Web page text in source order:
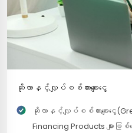
ဆိုလာနှင့်လျှပ်စစ်ကားချေးငွေ
ဆိုလာနှင့်လျှပ်စစ်ကားချေးငွေ
Financing Products များဖြစ်